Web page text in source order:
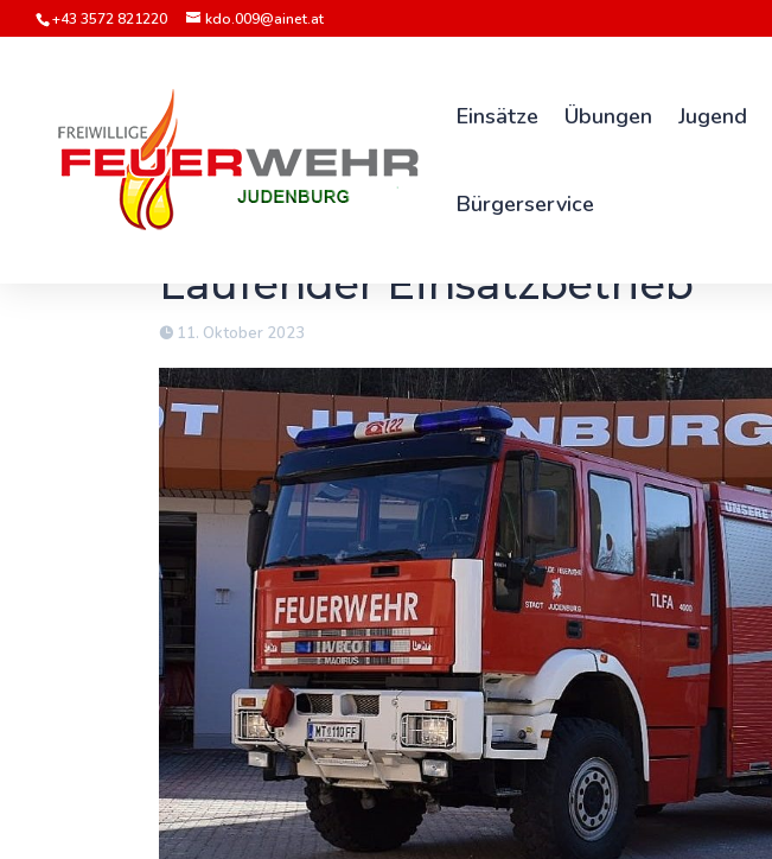
+43 3572 821220 kdo.009@ainet.at
Einsätze Übungen Jugend
Bürgerservice
Laufender Einsatzbetrieb
11. Oktober 2023